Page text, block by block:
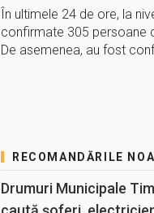
În ultimele 24 de ore, la
confirmate 305 persoane
De asemenea, au fost
RECOMANDĂRILE
Drumuri Municipale